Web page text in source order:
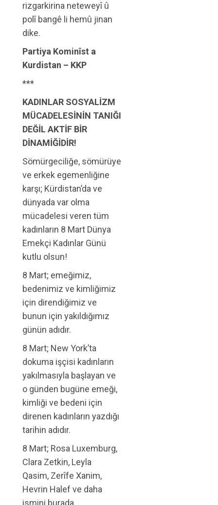
rizgarkirina neteweyî û
polî bangê li hemû jinan
dike.
Partiya Kominîst a
Kurdistan – KKP
***
KADINLAR SOSYALİZM
MÜCADELESİNİN TANIĞI
DEĞİL AKTİF BİR
DİNAMİĞİDİR!
Sömürgeciliğe, sömürüye
ve erkek egemenliğine
karşı; Kürdistan’da ve
dünyada var olma
mücadelesi veren tüm
kadınların 8 Mart Dünya
Emekçi Kadınlar Günü
kutlu olsun!
8 Mart; emeğimiz,
bedenimiz ve kimliğimiz
için direndiğimiz ve
bunun için yakıldığımız
günün adıdır.
8 Mart; New York’ta
dokuma işçisi kadınların
yakılmasıyla başlayan ve
o günden bugüne emeği,
kimliği ve bedeni için
direnen kadınların yazdığı
tarihin adıdır.
8 Mart; Rosa Luxemburg,
Clara Zetkin, Leyla
Qasim, Zerîfe Xanim,
Hevrin Halef ve daha
ismini burada